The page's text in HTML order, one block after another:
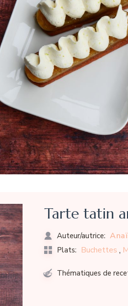
Tarte tatin
Auteur/autrice:
Plats: Buchettes ,
Thématiques de